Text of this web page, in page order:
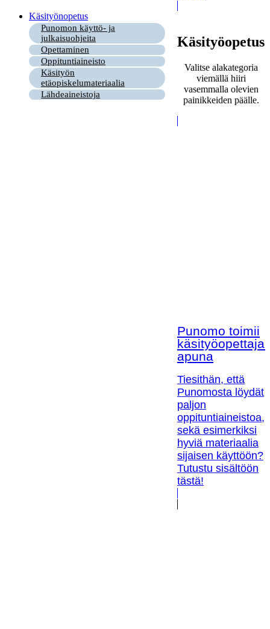
Käsityönopetus
Punomon käyttö- ja
julkaisuohjeita
Opettaminen
Oppituntiaineisto
Käsityön
etäopiskelumateriaalia
Lähdeaineistoja
Käsityöopetus
Valitse alakategoria
viemällä hiiri
vasemmalla olevien
painikkeiden päälle.
Punomo toimii
apuna
Tiesithän, että
Punomosta löydät
paljon
oppituntiaineistoa,
sekä esimerkiksi
hyviä materiaalia
sijaisen käyttöön?
Tutustu sisältöön
tästä!